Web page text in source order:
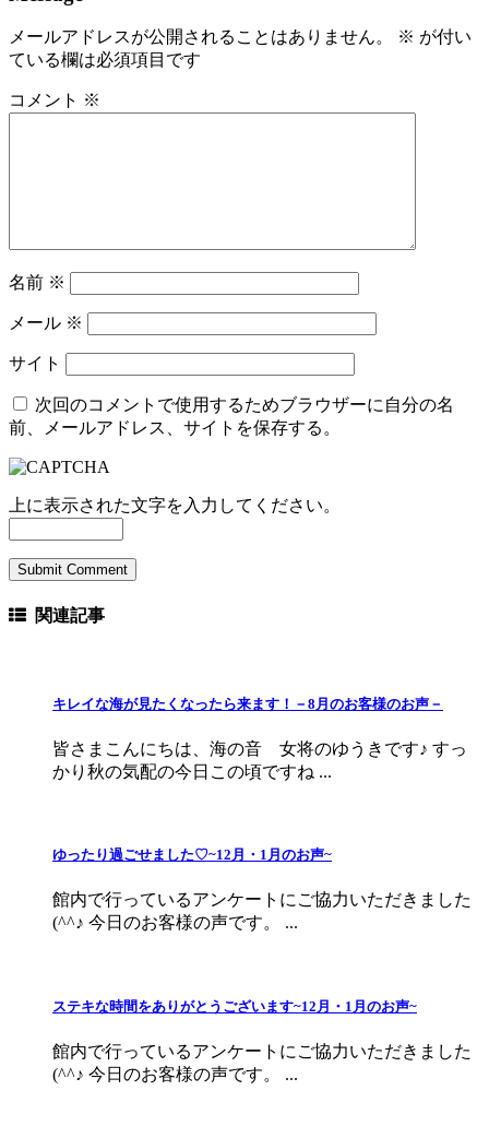
メールアドレスが公開されることはありません。 ※ が付い
ている欄は必須項目です
コメント ※
名前 ※
メール ※
サイト
次回のコメントで使用するためブラウザーに自分の名
前、メールアドレス、サイトを保存する。
上に表示された文字を入力してください。
関連記事
キレイな海が見たくなったら来ます！－8月のお客様のお声－
皆さまこんにちは、海の音 女将のゆうきです♪ すっ
かり秋の気配の今日この頃ですね ...
ゆったり過ごせました♡~12月・1月のお声~
館内で行っているアンケートにご協力いただきました
(^^♪ 今日のお客様の声です。 ...
ステキな時間をありがとうございます~12月・1月のお声~
館内で行っているアンケートにご協力いただきました
(^^♪ 今日のお客様の声です。 ...